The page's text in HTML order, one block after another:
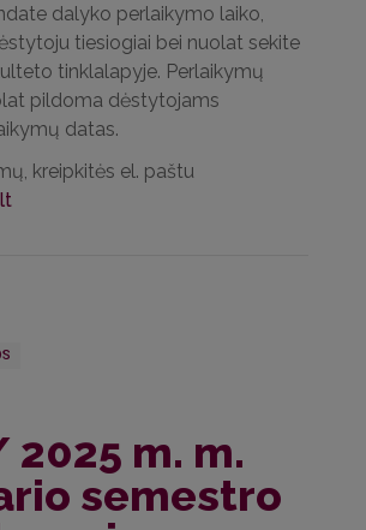
dalyko perlaikymo laiko,
tiesiogiai bei nuolat sekite
tinklalapyje. Perlaikymų
pildoma dėstytojams
datas.
kreipkitės el. paštu
m. m.
semestro